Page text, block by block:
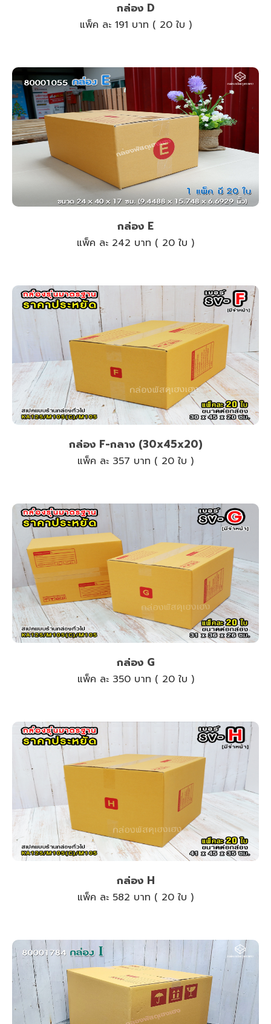
กล่อง D
แพ็ค ละ 191 บาท ( 20 ใบ )
กล่อง E
แพ็ค ละ 242 บาท ( 20 ใบ )
กล่อง F-กลาง (30x45x20)
แพ็ค ละ 357 บาท ( 20 ใบ )
กล่อง G
แพ็ค ละ 350 บาท ( 20 ใบ )
กล่อง H
แพ็ค ละ 582 บาท ( 20 ใบ )